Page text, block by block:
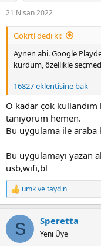
21 Nisan 2022
Gokrtl dedi ki:
Aynen abi. Google
kurdum, özellikle
16827 eklentisine bak
O kadar çok
tanıyorum hemen.
Bu uygulama ile
Bu uygulamayı yazan
usb,wifi,bl
R
e
c
i
umkvetaydin
S Speretta
Yeni Üye